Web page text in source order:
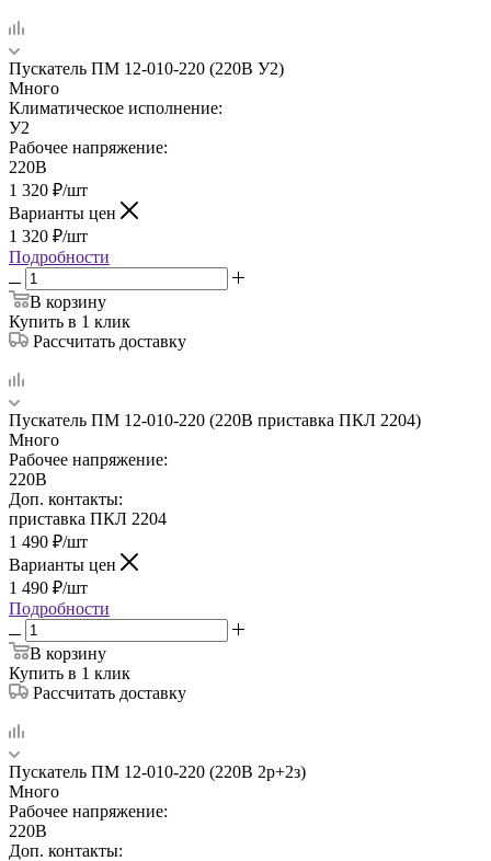
Пускатель ПМ 12-010-220 (220В У2)
Много
Климатическое исполнение:
У2
Рабочее напряжение:
220В
1 320 ₽/шт
Варианты цен
1 320 ₽/шт
Подробности
В корзину
Купить в 1 клик
Рассчитать доставку
Пускатель ПМ 12-010-220 (220В приставка ПКЛ 2204)
Много
Рабочее напряжение:
220В
Доп. контакты:
приставка ПКЛ 2204
1 490 ₽/шт
Варианты цен
1 490 ₽/шт
Подробности
В корзину
Купить в 1 клик
Рассчитать доставку
Пускатель ПМ 12-010-220 (220В 2р+2з)
Много
Рабочее напряжение:
220В
Доп. контакты: